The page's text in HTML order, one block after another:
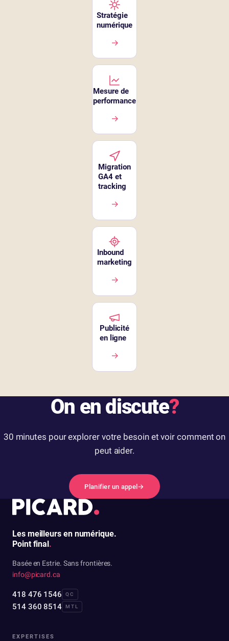
Stratégie
numérique
→
Mesure de
performance
→
Migration
GA4 et
tracking
→
Inbound
marketing
→
Publicité
en ligne
→
On en discute?
30 minutes pour explorer votre besoin et voir comment on
peut aider.
Planifier un appel→
Les meilleurs en numérique.
Point final.
Basée en Estrie. Sans frontières.
info@picard.ca
418 476 1546 QC
514 360 8514 MTL
EXPERTISES